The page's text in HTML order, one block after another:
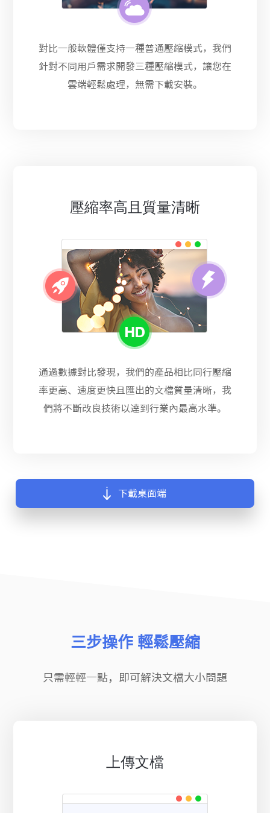
對比一般軟體僅支持一種普通壓縮模式，我們
針對不同用戶需求開發三種壓縮模式，讓您在
雲端輕鬆處理，無需下載安裝。
壓縮率高且質量清晰
通過數據對比發現，我們的產品相比同行壓縮
率更高、速度更快且匯出的文檔質量清晰，我
們將不斷改良技術以達到行業內最高水準。
下載桌面端
三步操作 輕鬆壓縮
只需輕輕一點，即可解決文檔大小問題
上傳文檔